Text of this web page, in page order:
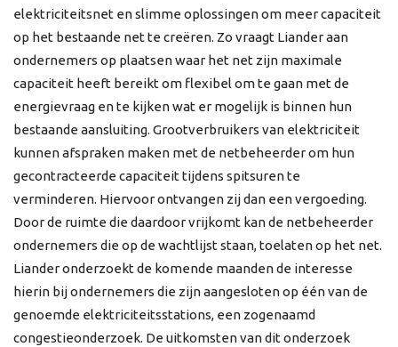
elektriciteitsnet en slimme oplossingen om meer capaciteit
op het bestaande net te creëren. Zo vraagt Liander aan
ondernemers op plaatsen waar het net zijn maximale
capaciteit heeft bereikt om flexibel om te gaan met de
energievraag en te kijken wat er mogelijk is binnen hun
bestaande aansluiting. Grootverbruikers van elektriciteit
kunnen afspraken maken met de netbeheerder om hun
gecontracteerde capaciteit tijdens spitsuren te
verminderen. Hiervoor ontvangen zij dan een vergoeding.
Door de ruimte die daardoor vrijkomt kan de netbeheerder
ondernemers die op de wachtlijst staan, toelaten op het net.
Liander onderzoekt de komende maanden de interesse
hierin bij ondernemers die zijn aangesloten op één van de
genoemde elektriciteitsstations, een zogenaamd
congestieonderzoek. De uitkomsten van dit onderzoek